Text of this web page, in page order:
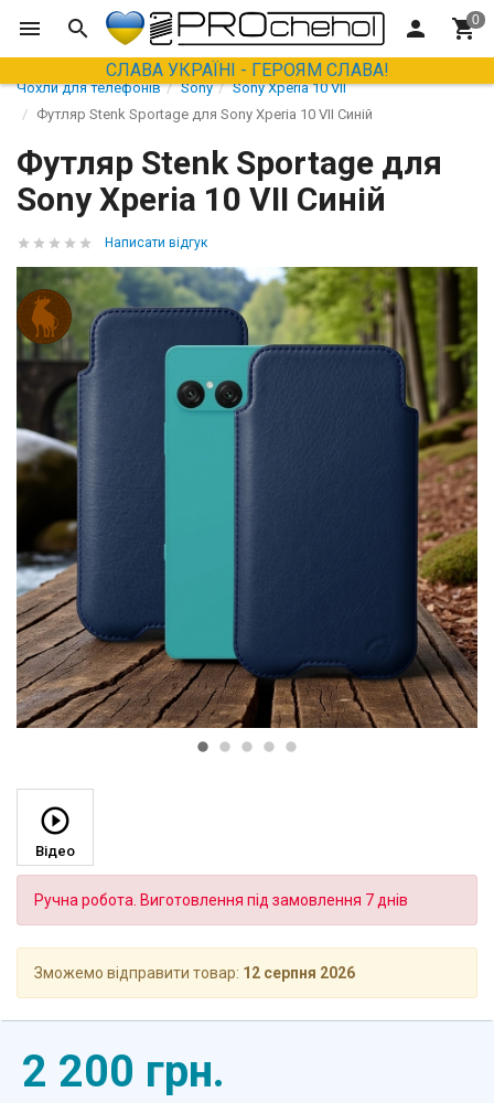
СЛАВА УКРАЇНІ - ГЕРОЯМ СЛАВА!
Чохли для телефонів Sony
Sony Xperia 10 VII
Футляр Stenk Sportage для Sony Xperia 10 VII Синій
Футляр Stenk Sportage для
Sony Xperia 10 VII Синій
Написати відгук
Відео
Ручна робота. Виготовлення під замовлення 7 днів
Зможемо відправити товар: 12 серпня 2026
2 200 грн.